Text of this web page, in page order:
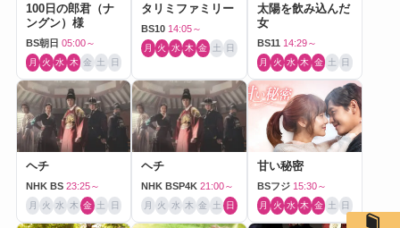
100日の郎君（ナ
ングン）様
BS朝日 05:00～
月 火 水 木 金 土 日
タリミファミリー
BS10 14:05～
月 火 水 木 金 土 日
太陽を飲み込んだ
女
BS11 14:29～
月 火 水 木 金 土 日
ヘチ
NHK BS 23:25～
月 火 水 木 金 土 日
ヘチ
NHK BSP4K 21:00～
月 火 水 木 金 土 日
甘い秘密
BSフジ 15:30～
月 火 水 木 金 土 日